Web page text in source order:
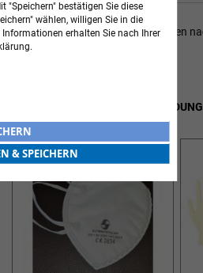
Sortieren
HANDSCHUHE,
"Speichern" bestätigen Sie diese
wählen, willigen Sie in die
erhalten Sie nach Ihrer
& SPEICHERN